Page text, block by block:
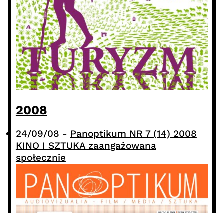
2008
24/09/08 - Panoptikum NR 7 (14) 2008
KINO I SZTUKA zaangażowana
społecznie